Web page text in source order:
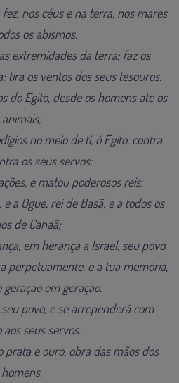
nos céus e na terra, nos mares
os abismos.
extremidades da terra; faz os
tira os ventos dos seus tesouros.
do Egito, desde os homens até os
animais;
no meio de ti, ó Egito, contra
os seus servos;
e matou poderosos reis:
a Ogue, rei de Basã, e a todos os
de Canaã;
em herança a Israel, seu povo.
perpetuamente, e a tua memória,
geração em geração.
povo, e se arrependerá com
aos seus servos.
prata e ouro, obra das mãos dos
homens.